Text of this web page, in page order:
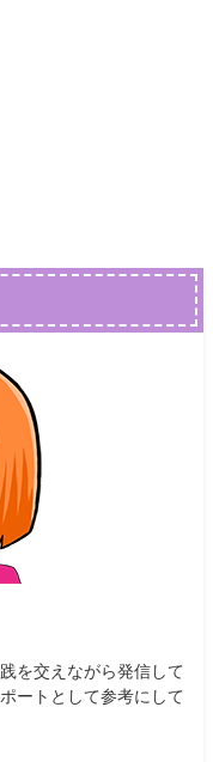
を交えながら発信して
ートとして参考にして